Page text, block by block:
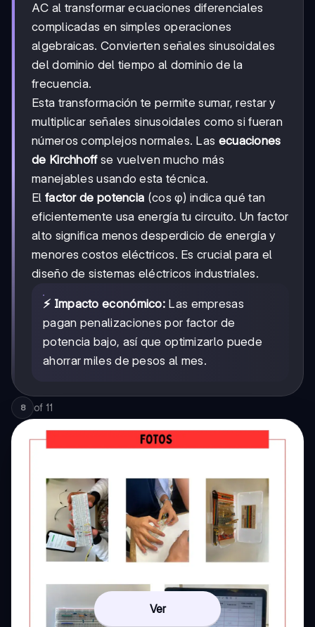
AC al transformar ecuaciones diferenciales
complicadas en simples operaciones
algebraicas. Convierten señales sinusoidales
del dominio del tiempo al dominio de la
frecuencia.
Esta transformación te permite sumar, restar y
multiplicar señales sinusoidales como si fueran
números complejos normales. Las ecuaciones
de Kirchhoffse vuelven mucho más
manejables usando esta técnica.
El factor de potencia (cos φ) indica qué tan
eficientemente usa energía tu circuito. Un factor
alto significa menos desperdicio de energía y
menores costos eléctricos. Es crucial para el
diseño de sistemas eléctricos industriales.
⚡ Impacto económico: Las empresas
pagan penalizaciones por factor de
potencia bajo, así que optimizarlo puede
ahorrar miles de pesos al mes.
8 of 11
Ver